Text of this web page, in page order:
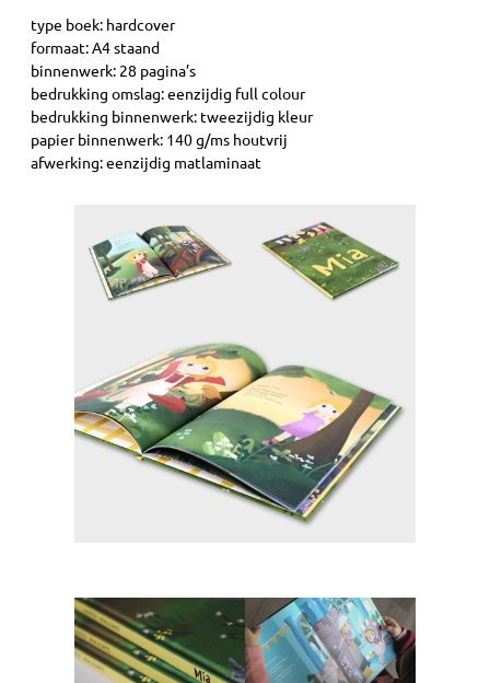
type boek: hardcover
formaat: A4 staand
binnenwerk: 28 pagina’s
bedrukking omslag: eenzijdig full colour
bedrukking binnenwerk: tweezijdig kleur
papier binnenwerk: 140 g/ms houtvrij
afwerking: eenzijdig matlaminaat